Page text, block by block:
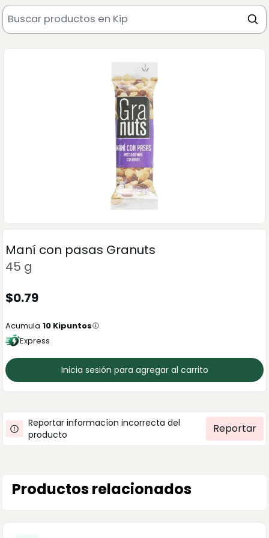
Maní con pasas Granuts
45 g
$0.79
Acumula 10 Kipuntos
Express
Inicia sesión para agregar al carrito
Reportar informacíon incorrecta del
producto
Reportar
Productos relacionados